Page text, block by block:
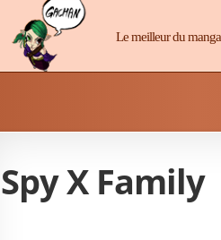
Manga-Chan
Le meilleur du
Spy X Family